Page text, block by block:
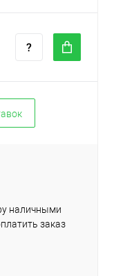
наличными
заказ